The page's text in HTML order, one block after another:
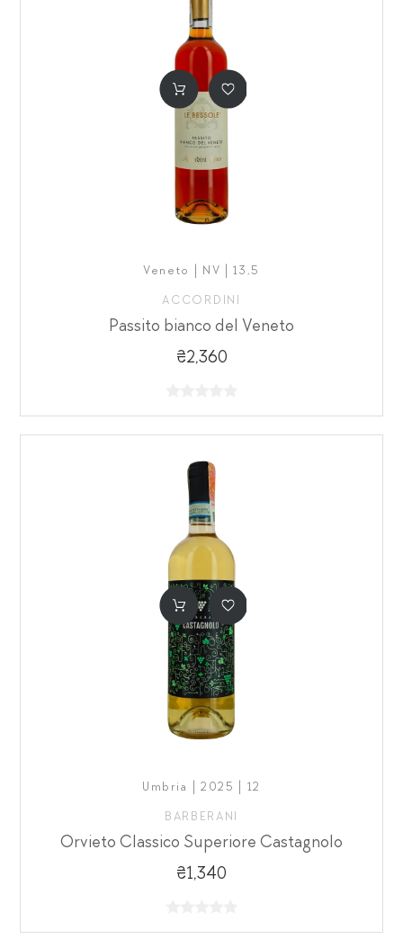
Veneto | NV | 13,5
ACCORDINI
Passito bianco del Veneto
₴2,360
Umbria | 2025 | 12
BARBERANI
Orvieto Classico Superiore Castagnolo
₴1,340